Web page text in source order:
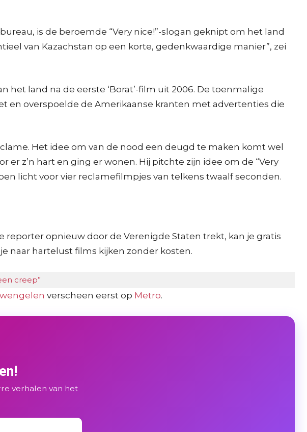
is de beroemde “Very nice!”-slogan geknipt om het land
van Kazachstan op een korte, gedenkwaardige manier”, zei
het land na de eerste ‘Borat’-film uit 2006. De toenmalige
en overspoelde de Amerikaanse kranten met advertenties die
Het idee om van de nood een deugd te maken komt wel
er z’n hart en ging er wonen. Hij pitchte zijn idee om de “Very
licht voor vier reclamefilmpjes van telkens twaalf seconden.
reporter opnieuw door de Verenigde Staten trekt, kan je gratis
naar hartelust films kijken zonder kosten.
creep”
verscheen eerst op Metro.
verhalen van het